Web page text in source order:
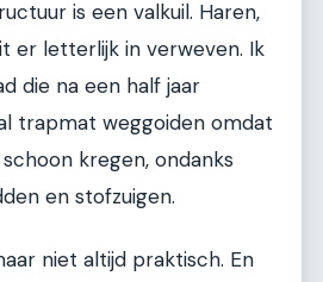
is een valkuil. Haren,
er letterlijk in verweven. Ik
die na een half jaar
trapmat weggoiden omdat
kregen, ondanks
en stofzuigen.
niet altijd praktisch. En